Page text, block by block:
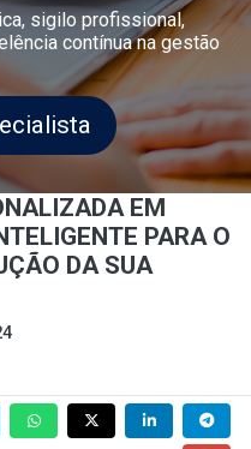
sigilo profissional,
contínua na gestão
EM
PARA O
DA SUA